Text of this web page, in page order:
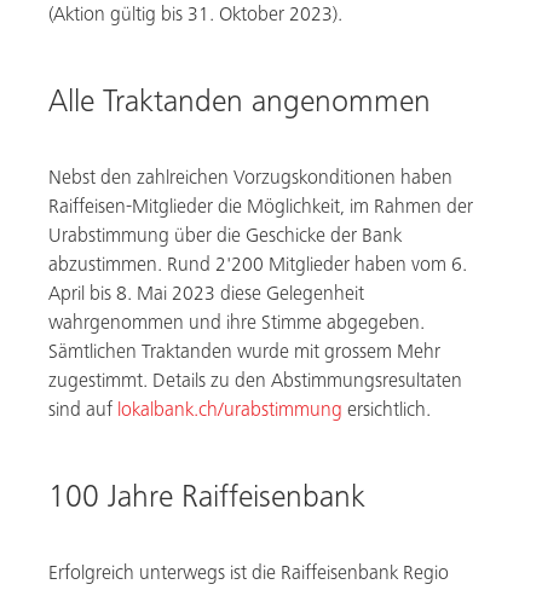
(Aktion gültig bis 31. Oktober 2023).
Alle Traktanden angenommen
Nebst den zahlreichen Vorzugskonditionen haben
Raiffeisen-Mitglieder die Möglichkeit, im Rahmen der
Urabstimmung über die Geschicke der Bank
abzustimmen. Rund 2'200 Mitglieder haben vom 6.
April bis 8. Mai 2023 diese Gelegenheit
wahrgenommen und ihre Stimme abgegeben.
Sämtlichen Traktanden wurde mit grossem Mehr
zugestimmt. Details zu den Abstimmungsresultaten
sind auf lokalbank.ch/urabstimmung ersichtlich.
100 Jahre Raiffeisenbank
Erfolgreich unterwegs ist die Raiffeisenbank Regio